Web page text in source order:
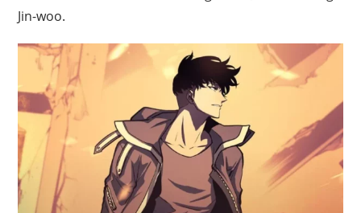
Jin-woo.